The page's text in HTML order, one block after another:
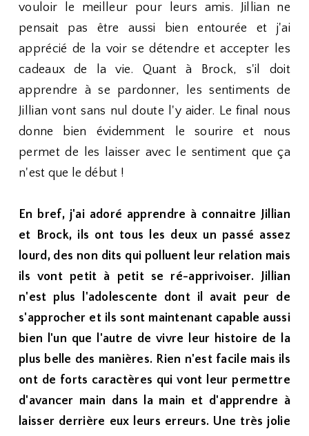
vouloir le meilleur pour leurs amis. Jillian ne
pensait pas être aussi bien entourée et j'ai
apprécié de la voir se détendre et accepter les
cadeaux de la vie. Quant à Brock, s'il doit
apprendre à se pardonner, les sentiments de
Jillian vont sans nul doute l'y aider. Le final nous
donne bien évidemment le sourire et nous
permet de les laisser avec le sentiment que ça
n'est que le début !
En bref, j'ai adoré apprendre à connaitre Jillian
et Brock, ils ont tous les deux un passé assez
lourd, des non dits qui polluent leur relation mais
ils vont petit à petit se ré-apprivoiser. Jillian
n'est plus l'adolescente dont il avait peur de
s'approcher et ils sont maintenant capable aussi
bien l'un que l'autre de vivre leur histoire de la
plus belle des manières. Rien n'est facile mais ils
ont de forts caractères qui vont leur permettre
d'avancer main dans la main et d'apprendre à
laisser derrière eux leurs erreurs. Une très jolie